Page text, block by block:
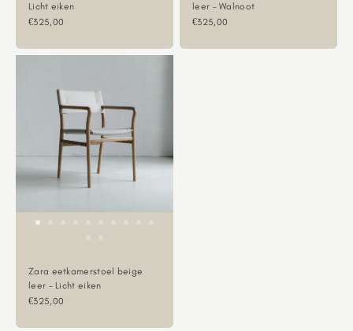
Licht eiken
Aanbiedingsprijs
€325,00
leer - Walnoot
Aanbiedingsprijs
€325,00
Zara eetkamerstoel beige
leer - Licht eiken
Aanbiedingsprijs
€325,00